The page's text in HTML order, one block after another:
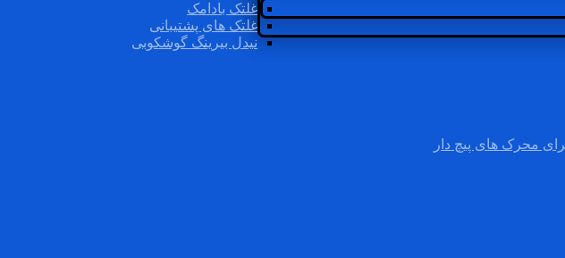
غلتک بادامک
غلتک های پشتیبانی
نیدل بیرینگ گوشکوبی
محرک های پیچ دار